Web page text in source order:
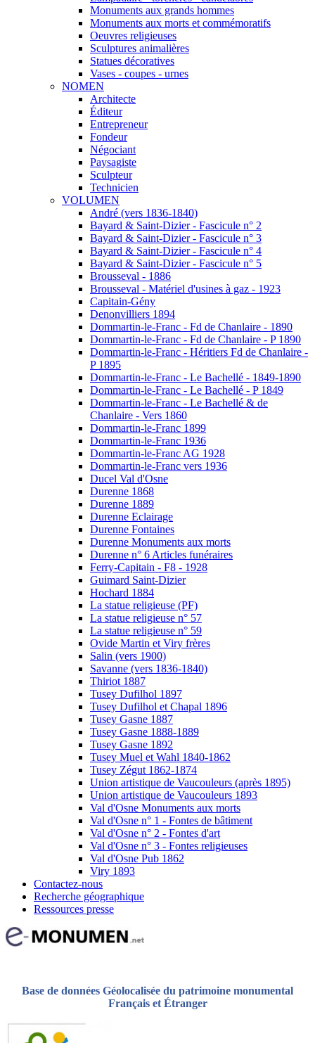
Monuments aux grands hommes
Monuments aux morts et commémoratifs
Oeuvres religieuses
Sculptures animalières
Statues décoratives
Vases - coupes - urnes
NOMEN
Architecte
Éditeur
Entrepreneur
Fondeur
Négociant
Paysagiste
Sculpteur
Technicien
VOLUMEN
André (vers 1836-1840)
Bayard & Saint-Dizier - Fascicule n° 2
Bayard & Saint-Dizier - Fascicule n° 3
Bayard & Saint-Dizier - Fascicule n° 4
Bayard & Saint-Dizier - Fascicule n° 5
Brousseval - 1886
Brousseval - Matériel d'usines à gaz - 1923
Capitain-Gény
Denonvilliers 1894
Dommartin-le-Franc - Fd de Chanlaire - 1890
Dommartin-le-Franc - Fd de Chanlaire - P 1890
Dommartin-le-Franc - Héritiers Fd de Chanlaire -
P 1895
Dommartin-le-Franc - Le Bachellé - 1849-1890
Dommartin-le-Franc - Le Bachellé - P 1849
Dommartin-le-Franc - Le Bachellé & de
Chanlaire - Vers 1860
Dommartin-le-Franc 1899
Dommartin-le-Franc 1936
Dommartin-le-Franc AG 1928
Dommartin-le-Franc vers 1936
Ducel Val d'Osne
Durenne 1868
Durenne 1889
Durenne Eclairage
Durenne Fontaines
Durenne Monuments aux morts
Durenne n° 6 Articles funéraires
Ferry-Capitain - F8 - 1928
Guimard Saint-Dizier
Hochard 1884
La statue religieuse (PF)
La statue religieuse n° 57
La statue religieuse n° 59
Ovide Martin et Viry frères
Salin (vers 1900)
Savanne (vers 1836-1840)
Thiriot 1887
Tusey Dufilhol 1897
Tusey Dufilhol et Chapal 1896
Tusey Gasne 1887
Tusey Gasne 1888-1889
Tusey Gasne 1892
Tusey Muel et Wahl 1840-1862
Tusey Zégut 1862-1874
Union artistique de Vaucouleurs (après 1895)
Union artistique de Vaucouleurs 1893
Val d'Osne Monuments aux morts
Val d'Osne n° 1 - Fontes de bâtiment
Val d'Osne n° 2 - Fontes d'art
Val d'Osne n° 3 - Fontes religieuses
Val d'Osne Pub 1862
Viry 1893
Contactez-nous
Recherche géographique
Ressources presse
Base de données Géolocalisée du patrimoine monumental
Français et Étranger